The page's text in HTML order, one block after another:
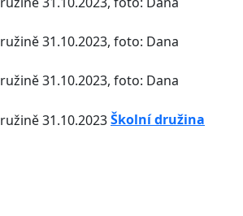
Školní družina